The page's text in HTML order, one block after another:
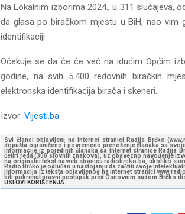
Na Lokalnim izborima 2024., u 311 slučajeva,
da glasa po biračkom mjestu u BiH, nao vim
identifikaciji.
Očekuje se da će će već na idućim Općim
godine, na svih 5.400 redovnih biračkih
elektronska identifikacija birača i skeneri.
Izvor: Vijesti.ba
Svi članci objavljeni na internet stranici Radija Brčko
dopušta ograničeno i povremeno prenošenje članaka sa
informacije iz pojedinih članaka sa Internet stranice Radija
četiri reda (300 slovnih znakova), uz obavezno navođenje
na originalni tekst na web stranicu radiobrcko.ba, ukoliko s
Radio Brčko je odlučan u nastojanju da zaštiti svoje
informacija iz teksta objavljenog na internet stranici
biti pokrenut pravni postupak pred Osnovnim sudom Brčko
USLOVI KORIŠTENJA.